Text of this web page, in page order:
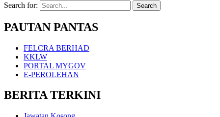
Search for:
PAUTAN PANTAS
FELCRA BERHAD
KKLW
PORTAL MYGOV
E-PEROLEHAN
BERITA TERKINI